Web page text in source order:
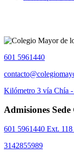
601 5961440
Kilómetro 3 vía Chía -
Admisiones
601 5961440 Ext. 118
3142855989